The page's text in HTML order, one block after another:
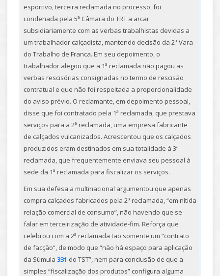
esportivo, terceira reclamada no processo, foi
condenada pela 5ª Câmara do TRT a arcar
subsidiariamente com as verbas trabalhistas devidas a
um trabalhador calçadista, mantendo decisão da 2ª Vara
do Trabalho de Franca. Em seu depoimento, o
trabalhador alegou que a 1ª reclamada não pagou as
verbas rescisórias consignadas no termo de rescisão
contratual e que não foi respeitada a proporcionalidade
do aviso prévio. O reclamante, em depoimento pessoal,
disse que foi contratado pela 1ª reclamada, que prestava
serviços para a 2ª reclamada, uma empresa fabricante
de calçados vulcanizados. Acrescentou que os calçados
produzidos eram destinados em sua totalidade à 3ª
reclamada, que frequentemente enviava seu pessoal à
sede da 1ª reclamada para fiscalizar os serviços.
Em sua defesa a multinacional argumentou que apenas
compra calçados fabricados pela 2ª reclamada, “em nítida
relação comercial de consumo”, não havendo que se
falar em terceirização de atividade-fim. Reforça que
celebrou com a 2ª reclamada tão somente um “contrato
de facção”, de modo que “não há espaço para aplicação
da Súmula 331 do TST”, nem para conclusão de que a
simples “fiscalização dos produtos” configura alguma